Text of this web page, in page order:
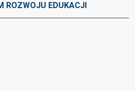
ROZWOJU EDUKACJI